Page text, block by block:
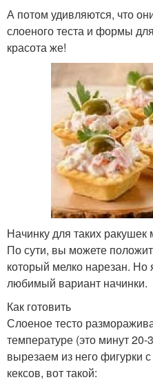
А потом удивляются, что
слоеного теста и формы
красота же!
Начинку для таких
По сути, вы можете
который мелко нарезан. Но
любимый вариант начинки.
Как готовить
Слоеное тесто
температуре (это минут 20-
вырезаем из него
кексов, вот такой: